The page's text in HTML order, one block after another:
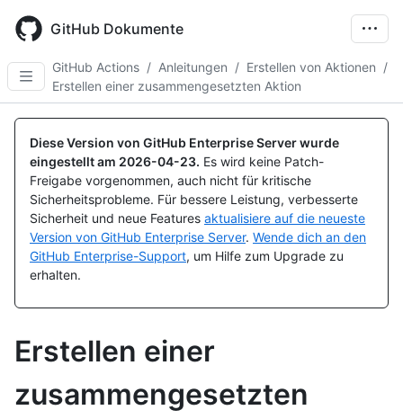
main
content
GitHub Dokumente
GitHub Actions / Anleitungen / Erstellen von Aktionen /
Erstellen einer zusammengesetzten Aktion
Diese Version von GitHub Enterprise Server wurde
eingestellt am 2026-04-23. Es wird keine Patch-
Freigabe vorgenommen, auch nicht für kritische
Sicherheitsprobleme. Für bessere Leistung, verbesserte
Sicherheit und neue Features aktualisiere auf die neueste
Version von GitHub Enterprise Server. Wende dich an den
GitHub Enterprise-Support, um Hilfe zum Upgrade zu
erhalten.
Erstellen einer
zusammengesetzten